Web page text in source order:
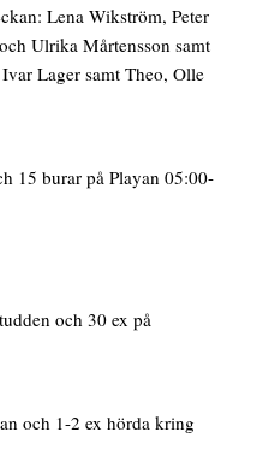
Lena Wikström, Peter
Ulrika Mårtensson samt
Lager samt Theo, Olle
15 burar på Playan 05:00-
och 30 ex på
och 1-2 ex hörda kring